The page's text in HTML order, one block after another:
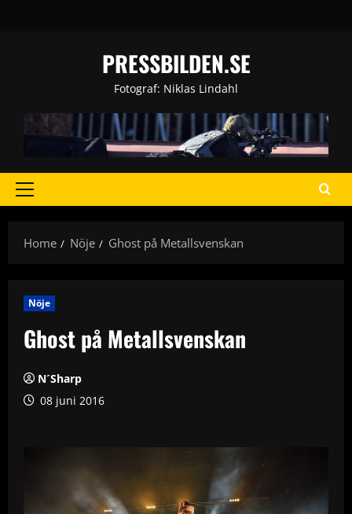
PRESSBILDEN.SE
Fotograf: Niklas Lindahl
Primary
Home
Nöje Ghost på Metallsvenskan
Nöje
Ghost på Metallsvenskan
N´Sharp
08 juni 2016